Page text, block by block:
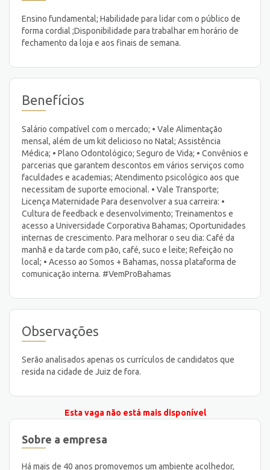
Ensino fundamental; Habilidade para lidar com o público de
forma cordial ;Disponibilidade para trabalhar em horário de
fechamento da loja e aos finais de semana.
Benefícios
Salário compatível com o mercado; • Vale Alimentação
mensal, além de um kit delicioso no Natal; Assistência
Médica; • Plano Odontológico; Seguro de Vida; • Convênios e
parcerias que garantem descontos em vários serviços como
faculdades e academias; Atendimento psicológico aos que
necessitam de suporte emocional. • Vale Transporte;
Licença Maternidade Para desenvolver a sua carreira: •
Cultura de feedback e desenvolvimento; Treinamentos e
acesso a Universidade Corporativa Bahamas; Oportunidades
internas de crescimento. Para melhorar o seu dia: Café da
manhã e da tarde com pão, café, suco e leite; Refeição no
local; • Acesso ao Somos + Bahamas, nossa plataforma de
comunicação interna. #VemProBahamas
Observações
Serão analisados apenas os currículos de candidatos que
resida na cidade de Juiz de fora.
Esta vaga não está mais disponível
Sobre a empresa
Há mais de 40 anos promovemos um ambiente acolhedor,